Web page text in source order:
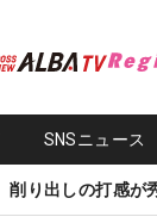
SNSニュース
削り出しの打感が